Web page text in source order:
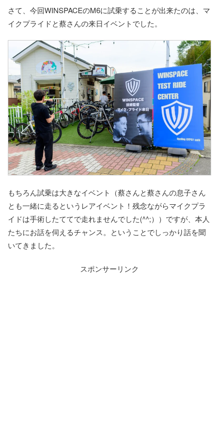
さて、今回WINSPACEのM6に試乗することが出来たのは、マ
イクプライドと蔡さんの来日イベントでした。
もちろん試乗は大きなイベント（蔡さんと蔡さんの息子さん
とも一緒に走るというレアイベント！残念ながらマイクプラ
イドは手術したててで走れませんでした(^^;））ですが、本人
たちにお話を伺えるチャンス。ということでしっかり話を聞
いてきました。
スポンサーリンク